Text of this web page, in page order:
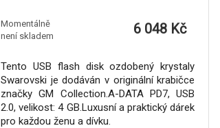
Momentálně
není skladem
6 048 Kč
Tento USB flash disk ozdobený krystaly
Swarovski je dodáván v originální krabičce
značky GM Collection.A-DATA PD7, USB
2.0, velikost: 4 GB.Luxusní a praktický dárek
pro každou ženu a dívku.